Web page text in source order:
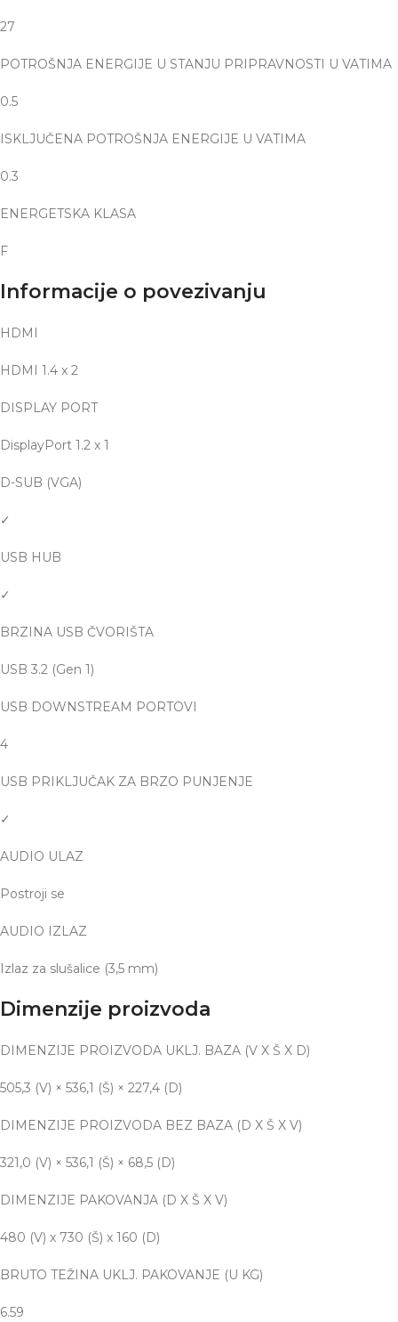
27
POTROŠNJA ENERGIJE U STANJU PRIPRAVNOSTI U VATIMA
0.5
ISKLJUČENA POTROŠNJA ENERGIJE U VATIMA
0.3
ENERGETSKA KLASA
F
Informacije o povezivanju
HDMI
HDMI 1.4 x 2
DISPLAY PORT
DisplayPort 1.2 x 1
D-SUB (VGA)
✓
USB HUB
✓
BRZINA USB ČVORIŠTA
USB 3.2 (Gen 1)
USB DOWNSTREAM PORTOVI
4
USB PRIKLJUČAK ZA BRZO PUNJENJE
✓
AUDIO ULAZ
Postroji se
AUDIO IZLAZ
Izlaz za slušalice (3,5 mm)
Dimenzije proizvoda
DIMENZIJE PROIZVODA UKLJ. BAZA (V X Š X D)
505,3 (V) × 536,1 (Š) × 227,4 (D)
DIMENZIJE PROIZVODA BEZ BAZA (D X Š X V)
321,0 (V) × 536,1 (Š) × 68,5 (D)
DIMENZIJE PAKOVANJA (D X Š X V)
480 (V) x 730 (Š) x 160 (D)
BRUTO TEŽINA UKLJ. PAKOVANJE (U KG)
6.59